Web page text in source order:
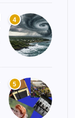
4
5